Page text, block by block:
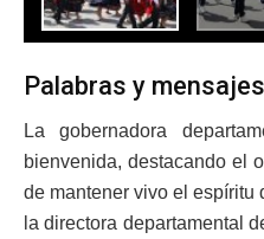
Palabras y
La gobernadora
bienvenida, destacando el
de mantener vivo el espíritu
la directora departamental